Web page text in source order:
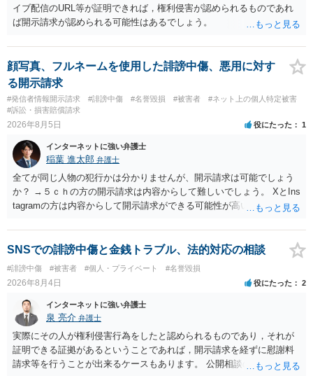
イブ配信のURL等が証明できれば，権利侵害が認められるものであれ
ば開示請求が認められる可能性はあるでしょう。
顔写真、フルネームを使用した誹謗中傷、悪用に対す
る開示請求
#発信者情報開示請求 #誹謗中傷 #名誉毀損 #被害者
#ネット上の個人特定被害
#訴訟・損害賠償請求
2026年8月5日 役にたった 1
インターネットに強い弁護士
稲葉 進太郎 弁護士
全てが同じ人物の犯行かは分かりませんが、開示請求は可能でしょう
か？ →５ｃｈの方の開示請求は内容からして難しいでしょう。 XとIns
tagramの方は内容からして開示請求ができる可能性が高いでしょう。
いでしょう。７月中にアカウントが削除されている場合、今から進め
ても失敗する可能性が高いように思われます。 相手を特定できた場
合、相手に全ての弁護士費用を負担させることは可能でしょうか？ →
訴訟外の交渉で相手方が認めれば負担させることができるでしょう。
訴訟で判決となった場合は、実際の弁護士費用が認められる場合と認
められない場合があり何ともいえないところでしょう。
SNSでの誹謗中傷と金銭トラブル、法的対応の相談
#誹謗中傷 #被害者 #個人・プライベート #名誉毀損
2026年8月4日 役にたった 2
インターネットに強い弁護士
泉 亮介 弁護士
実際にその人が権利侵害行為をしたと認められるものであり，それが
証明できる証拠があるということであれば，開示請求を経ずに慰謝料
請求等を行うことが出来るケースもあります。 公開相談の場では回答